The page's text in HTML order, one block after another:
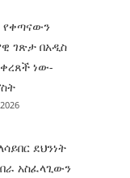
ገጽታ በአዲስ
ነው-
ደህንነት
አስፈላጊውን